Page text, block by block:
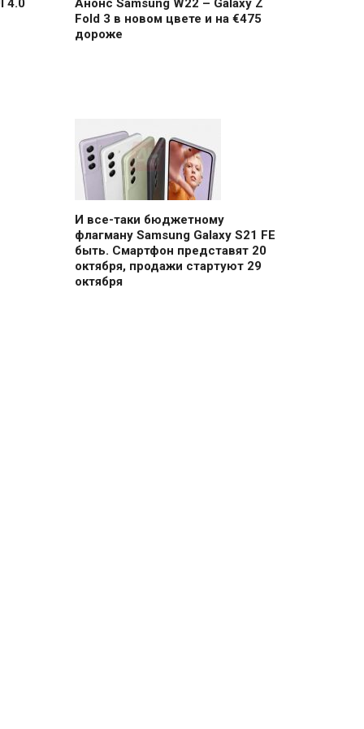
4.0
Анонс Samsung W22 – Galaxy Z
Fold 3 в новом цвете и на €475
дороже
И все-таки бюджетному
флагману Samsung Galaxy S21 FE
быть. Смартфон представят 20
октября, продажи стартуют 29
октября